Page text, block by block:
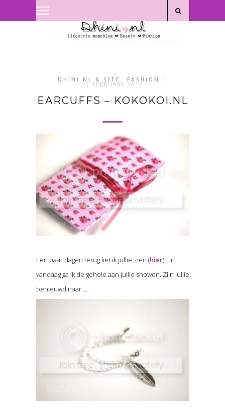
DHINI.NL & SITE , FASHION /
22 FEBRUARY 2012
EARCUFFS – KOKOKOI.NL
Een paar dagen terug liet ik jullie zien (hier). En
vandaag ga ik de gehele aan jullie showen. Zijn jullie
benieuwd naar….